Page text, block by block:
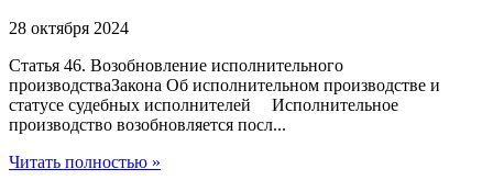
28 октября 2024
Статья 46. Возобновление исполнительного
производстваЗакона Об исполнительном производстве и
статусе судебных исполнителей Исполнительное
производство возобновляется посл...
Читать полностью »